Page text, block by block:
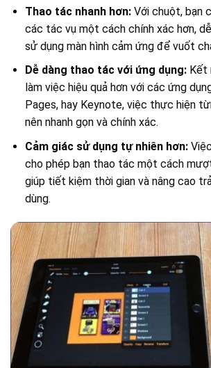
Thao tác nhanh hơn:Với chuột, bạn
các tác vụ một cách chính xác hơn,
sử dụng màn hình cảm ứng để vuốt
Dễ dàng thao tác với ứng dụng:Kết
làm việc hiệu quả hơn với các ứng
Pages, hay Keynote, việc thực hiện
nên nhanh gọn và chính xác.
Cảm giác sử dụng tự nhiên hơn:
cho phép bạn thao tác một cách
giúp tiết kiệm thời gian và nâng cao
dùng.